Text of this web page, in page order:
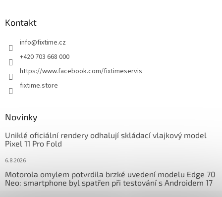
Kontakt
info@fixtime.cz
+420 703 668 000
https://www.facebook.com/fixtimeservis
fixtime.store
Novinky
Uniklé oficiální rendery odhalují skládací vlajkový model
Pixel 11 Pro Fold
6.8.2026
Motorola omylem potvrdila brzké uvedení modelu Edge 70
Neo: smartphone byl spatřen při testování s Androidem 17